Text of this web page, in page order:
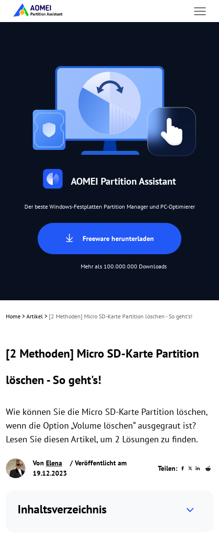
AOMEI Partition Assistant
Der beste Windows-Festplatten Partition Manager und PC-Optimierer
Freeware herunterladen
Mehr als 100.000.000 Downloads
Home > Artikel > [2 Methoden] Micro SD-Karte Partition löschen - So geht's!
[2 Methoden] Micro SD-Karte Partition
löschen - So geht's!
Wie können Sie die Micro SD-Karte Partition löschen,
wenn die Option „Volume löschen“ ausgegraut ist?
Lesen Sie diesen Artikel, um 2 Lösungen zu finden.
Von Elena
/ Veröffentlicht am
19.12.2023
Teilen:
Inhaltsverzeichnis